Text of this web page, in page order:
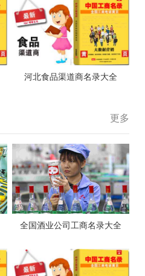
河北食品渠道商名录大全
更多
全国酒业公司工商名录大全